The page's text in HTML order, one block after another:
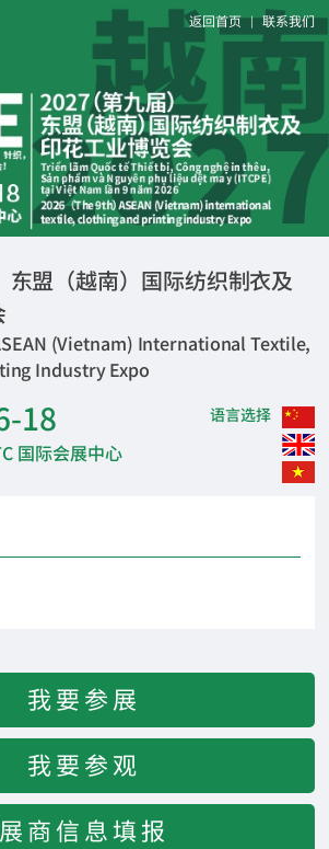
返回首页 | 联系我们
东盟（越南）国际纺织制衣及
(Vietnam) International Textile,
Industry Expo
18
国际会展中心
语言选择
我要参展
我要参观
展商信息填报